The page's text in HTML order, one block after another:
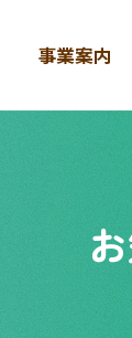
事業案内